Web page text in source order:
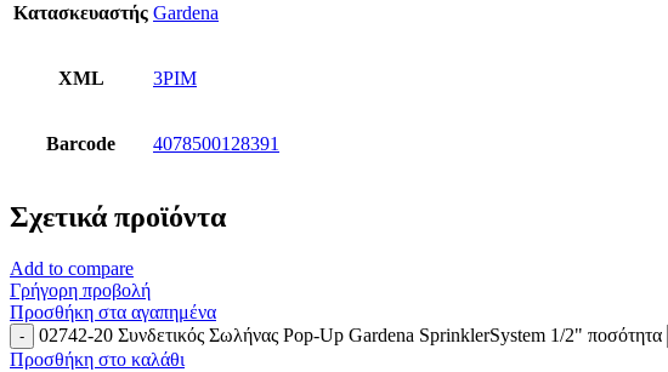
Κατασκευαστής Gardena
XML 3PIM
Barcode 4078500128391
Σχετικά προϊόντα
Add to compare
Γρήγορη προβολή
Προσθήκη στα αγαπημένα
02742-20 Συνδετικός Σωλήνας Pop-Up Gardena SprinklerSystem 1/2" ποσότητα
Προσθήκη στο καλάθι